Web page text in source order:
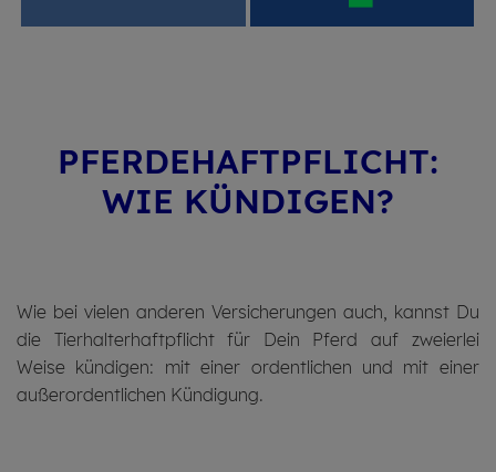
PFERDE­HAFT­PFLICHT:
WIE KÜN­DI­GEN?
Wie bei vielen anderen Versicherungen auch, kannst Du
die Tierhalterhaftpflicht für Dein Pferd auf zweierlei
Weise kündigen: mit einer ordentlichen und mit einer
außerordentlichen Kündigung.